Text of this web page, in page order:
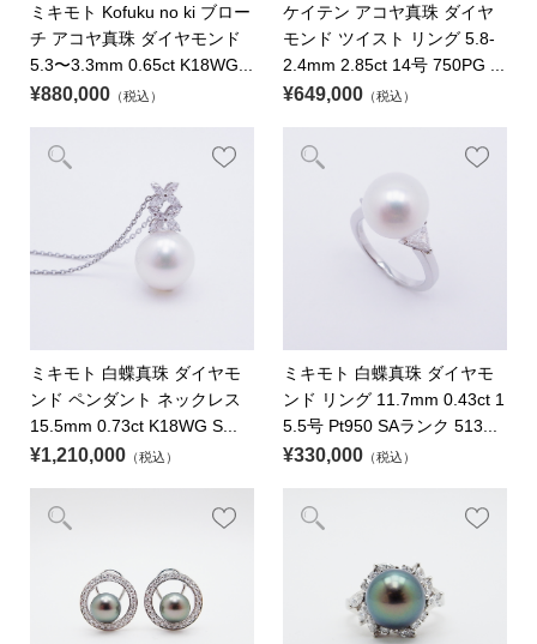
ミキモト Kofuku no ki ブロー
チ アコヤ真珠 ダイヤモンド
5.3〜3.3mm 0.65ct K18WG...
¥880,000（税込）
ケイテン アコヤ真珠 ダイヤ
モンド ツイスト リング 5.8-
2.4mm 2.85ct 14号 750PG ...
¥649,000 （税込）
ミキモト 白蝶真珠 ダイヤモ
ンド ペンダント ネックレス
15.5mm 0.73ct K18WG S...
¥1,210,000（税込）
ミキモト 白蝶真珠 ダイヤモ
ンド リング 11.7mm 0.43ct 1
5.5号 Pt950 SAランク 513...
¥330,000 （税込）